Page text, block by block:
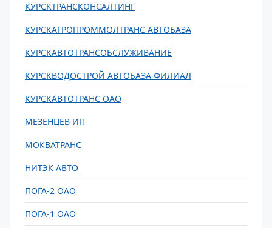
КУРСКТРАНСКОНСАЛТИНГ
КУРСКАГРОПРОММОЛТРАНС АВТОБАЗА
КУРСКАВТОТРАНСОБСЛУЖИВАНИЕ
КУРСКВОДОСТРОЙ АВТОБАЗА ФИЛИАЛ
КУРСКАВТОТРАНС ОАО
МЕЗЕНЦЕВ ИП
МОКВАТРАНС
НИТЭК АВТО
ПОГА-2 ОАО
ПОГА-1 ОАО